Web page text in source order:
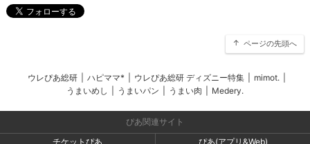
ページの先頭へ
ウレぴあ総研 ハピママ* ウレぴあ総研 ディズニー特集 mimot.
うまいめし
うまいパン うまい肉 Medery.
ぴあ関連サイト
チケットぴあ
ぴあ(アプリ&Web)